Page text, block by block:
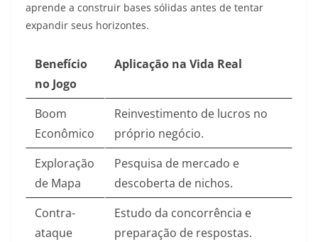
aprende a construir bases sólidas antes de tentar
expandir seus horizontes.
Benefício
no Jogo
Aplicação na Vida Real
Boom
Econômico
Reinvestimento de lucros no
próprio negócio.
Exploração
de Mapa
Pesquisa de mercado e
descoberta de nichos.
Contra-
ataque
Estudo da concorrência e
preparação de respostas.